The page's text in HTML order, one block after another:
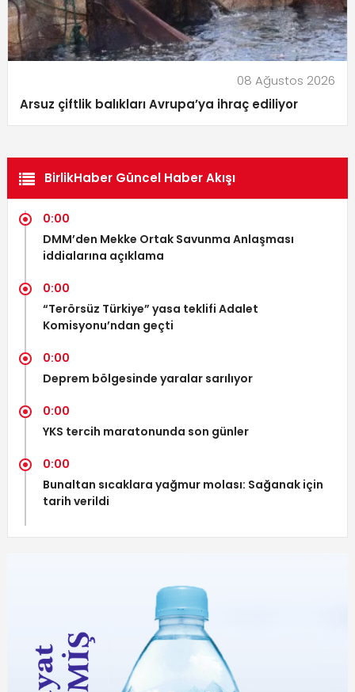
08 Ağustos 2026
Arsuz çiftlik balıkları Avrupa’ya ihraç ediliyor
BirlikHaber Güncel Haber Akışı
0:00
DMM’den Mekke Ortak Savunma Anlaşması
iddialarına açıklama
0:00
“Terörsüz Türkiye” yasa teklifi Adalet
Komisyonu’ndan geçti
0:00
Deprem bölgesinde yaralar sarılıyor
0:00
YKS tercih maratonunda son günler
0:00
Bunaltan sıcaklara yağmur molası: Sağanak için
tarih verildi